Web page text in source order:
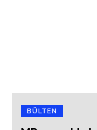
BÜLTEN